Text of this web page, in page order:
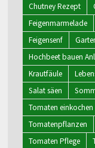
Chutney Rezept
Feigenmarmelade
Feigensenf
Hochbeet bauen
Krautfäule
Salat säen
Tomaten einkochen
Tomatenpflanzen
Tomaten Pflege